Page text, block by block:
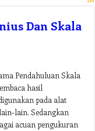
Dan Skala
Pendahuluan Skala
hasil
pada alat
lain. Sedangkan
acuan pengukuran